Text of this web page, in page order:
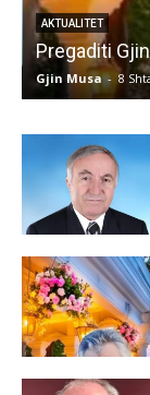
AKTUALITET
Pregaditi
Gjin Musa - 8